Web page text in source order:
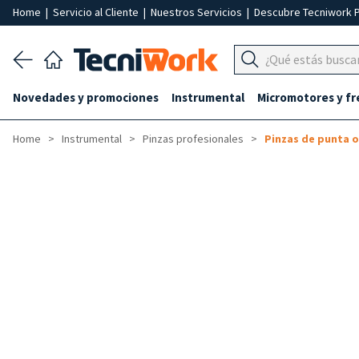
Home | Servicio al Cliente | Nuestros Servicios | Descubre Tecniwork
Novedades y promociones Instrumental Micromotores y
Home Instrumental Pinzas profesionales Pinzas de punta